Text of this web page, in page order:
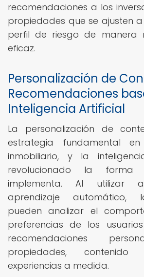
recomendaciones a los
propiedades que se ajusten
perfil de riesgo de manera
eficaz.
Personalización de
Recomendaciones
Inteligencia Artificial
La personalización de
estrategia fundamental
inmobiliario, y la
revolucionado la
implementa. Al utilizar
aprendizaje automático,
pueden analizar el
preferencias de los
recomendaciones
propiedades,
experiencias a medida.